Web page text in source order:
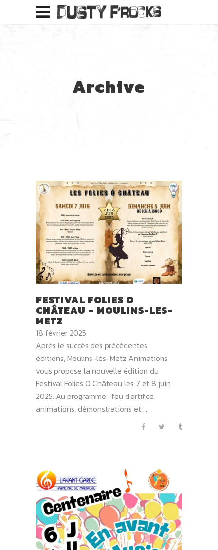
Archive
FESTIVAL FOLIES O
CHÂTEAU – MOULINS-LES-
METZ
18 février 2025
Après le succès des précédentes
éditions, Moulins-lès-Metz Animations
vous propose la nouvelle édition du
Festival Folies O Château les 7 et 8 juin
2025. Au programme : feu d'artifice,
animations, démonstrations et ...